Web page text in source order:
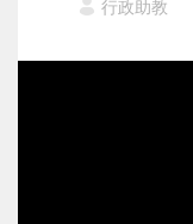
行政助教